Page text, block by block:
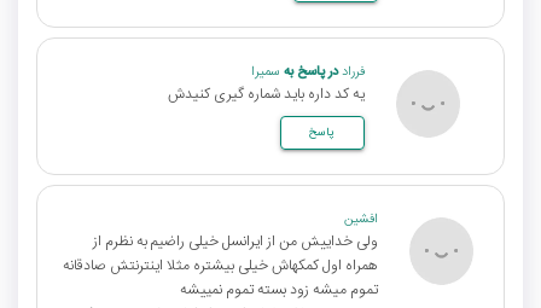
فرراددر پاسخ به سمیرا
یه کد داره باید شماره گیری کنیدش
پاسخ
افشین
ولی خداییش من از ایرانسل خیلی راضیم به نظرم از
همراه اول کمکهاش خیلی بیشتره مثلا اینترنتش صادقانه
تموم میشه زود بسته تموم نمییشه